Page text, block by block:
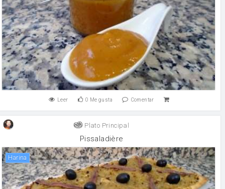
Leer 0 Me gusta Comentar
Plato Principal
Pissaladière
harina